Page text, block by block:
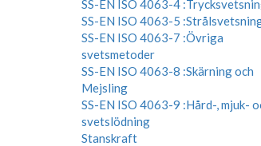
SS-EN ISO 4063-4
SS-EN ISO 4063-5
SS-EN ISO 4063-7 :Övriga
svetsmetoder
SS-EN ISO 4063-8 :Skärning och
Mejsling
SS-EN ISO 4063-9 :Hård-, mjuk-
svetslödning
Stanskraft